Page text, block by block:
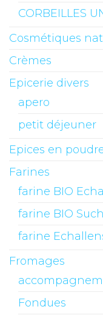
CORBEILLES
Cosmétiques
Crèmes
Epicerie divers
apero
petit déjeuner
Epices en
Farines
farine BIO
farine BIO
farine
Fromages
Fondues